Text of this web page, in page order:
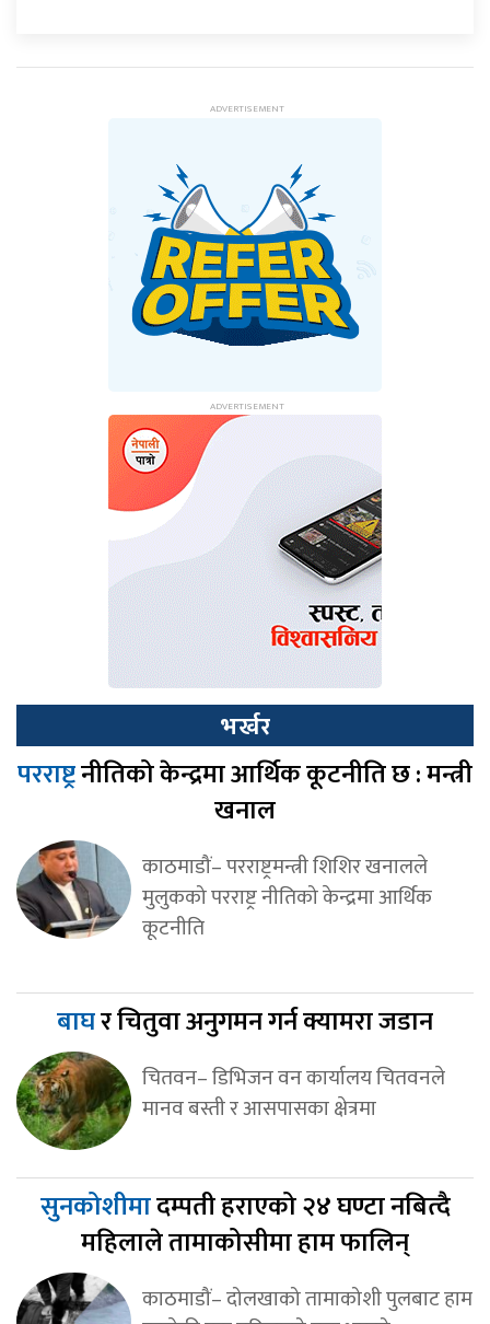
भर्खर
परराष्ट्रनीतिको केन्द्रमा आर्थिक कूटनीति छ : मन्त्री
खनाल
काठमाडौं– परराष्ट्रमन्त्री शिशिर खनालले
मुलुकको परराष्ट्र नीतिको केन्द्रमा आर्थिक
कूटनीति
बाघर चितुवा अनुगमन गर्न क्यामरा जडान
चितवन– डिभिजन वन कार्यालय चितवनले
मानव बस्ती र आसपासका क्षेत्रमा
सुनकोशीमादम्पती हराएको २४ घण्टा नबित्दै
महिलाले तामाकोसीमा हाम फालिन्
काठमाडौं– दोलखाको तामाकोशी पुलबाट हाम